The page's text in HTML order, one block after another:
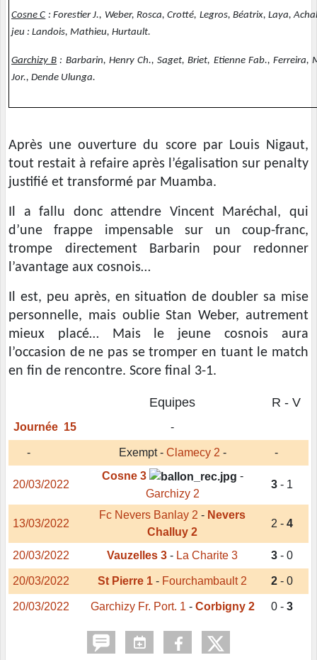
Cosne C : Forestier J., Weber, Rosca, Crotté, Legros, Béatrix, Laya,
jeu : Landois, Mathieu, Hurtault.
Garchizy B : Barbarin, Henry Ch., Saget, Briet, Etienne Fab., Ferreira,
Jor., Dende Ulunga.
Après une ouverture du score par Louis Nigaut,
tout restait à refaire après l’égalisation sur penalty
justifié et transformé par Muamba.
Il a fallu donc attendre Vincent Maréchal, qui
d’une frappe impensable sur un coup-franc,
trompe directement Barbarin pour redonner
l’avantage aux cosnois…
Il est, peu après, en situation de doubler sa mise
personnelle, mais oublie Stan Weber, autrement
mieux placé… Mais le jeune cosnois aura
l’occasion de ne pas se tromper en tuant le match
en fin de rencontre. Score final 3-1.
Equipes R - V
Journée 15 -
- Exempt - Clamecy 2 - -
20/03/2022
Cosne 3
-
Garchizy 2
3 - 1
13/03/2022
Fc Nevers Banlay 2 - Nevers
Challuy 2
2 - 4
20/03/2022 Vauzelles 3 - La Charite 3 3- 0
20/03/2022 St Pierre 1 - Fourchambault 2 2- 0
20/03/2022 Garchizy Fr. Port. 1 - Corbigny 2 0 - 3